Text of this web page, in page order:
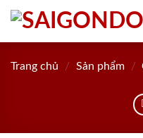
Skip
content
Trang chủ / Sản phẩm /